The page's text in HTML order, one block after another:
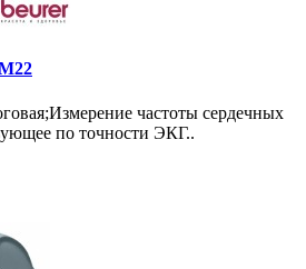
частоты сердечных
по точности ЭКГ..